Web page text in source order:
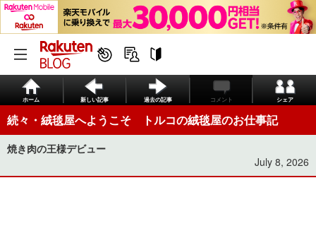
ホーム 新しい記事 過去の記事 コメント シェア
続々・絨毯屋へようこそ トルコの絨毯屋のお仕事記
焼き肉の王様デビュー
July 8, 2026